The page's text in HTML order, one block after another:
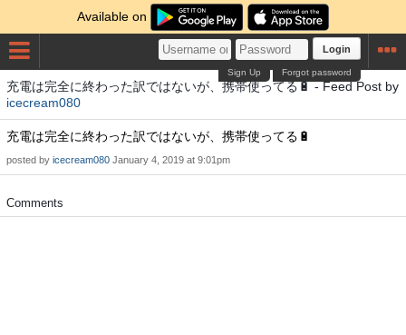
Available on
Login
Forgot password
Sign Up
充電は完全に終わった訳ではないが、携帯使ってる🔋 - Feed Post by
icecream080
充電は完全に終わった訳ではないが、携帯使ってる🔋
posted by icecream080 January 4, 2019 at 9:01pm
Comments